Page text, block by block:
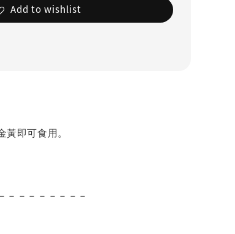
Add to wishlist
黃即可食用。
－－－－－－－－